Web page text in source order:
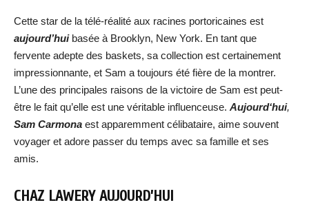
Cette star de la télé-réalité aux racines portoricaines est
aujourd’huibasée à Brooklyn, New York. En tant que
fervente adepte des baskets, sa collection est certainement
impressionnante, et Sam a toujours été fière de la montrer.
L’une des principales raisons de la victoire de Sam est peut-
être le fait qu’elle est une véritable influenceuse. Aujourd‘hui,
Sam Carmona est apparemment célibataire, aime souvent
voyager et adore passer du temps avec sa famille et ses
amis.
CHAZ LAWERY AUJOURD’HUI